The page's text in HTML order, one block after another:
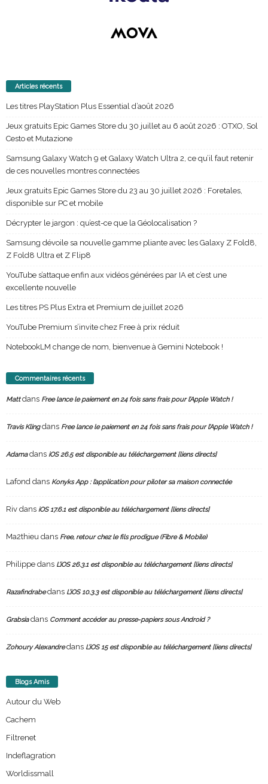
Articles récents
Les titres PlayStation Plus Essential d’août 2026
Jeux gratuits Epic Games Store du 30 juillet au 6 août 2026 : OTXO, Sol
Cesto et Mutazione
Samsung Galaxy Watch 9 et Galaxy Watch Ultra 2, ce qu’il faut retenir
de ces nouvelles montres connectées
Jeux gratuits Epic Games Store du 23 au 30 juillet 2026 : Foretales,
disponible sur PC et mobile
Décrypter le jargon : qu’est-ce que la Géolocalisation ?
Samsung dévoile sa nouvelle gamme pliante avec les Galaxy Z Fold8,
Z Fold8 Ultra et Z Flip8
YouTube s’attaque enfin aux vidéos générées par IA et c’est une
excellente nouvelle
Les titres PS Plus Extra et Premium de juillet 2026
YouTube Premium s’invite chez Free à prix réduit
NotebookLM change de nom, bienvenue à Gemini Notebook !
Commentaires récents
Mattdans Free lance le paiement en 24 fois sans frais pour l’Apple Watch !
Travis Klingdans Free lance le paiement en 24 fois sans frais pour l’Apple Watch !
Adamadans iOS 26.5 est disponible au téléchargement [liens directs]
Lafond dans Konyks App : l’application pour piloter sa maison connectée
Riv dans iOS 17.6.1 est disponible au téléchargement [liens directs]
Ma2thieu dans Free, retour chez le fils prodigue (Fibre & Mobile)
Philippe dans L’iOS 26.3.1 est disponible au téléchargement [liens directs]
Razafindrabedans L’iOS 10.3.3 est disponible au téléchargement [liens directs]
Grabsiadans Comment accéder au presse-papiers sous Android ?
Zohoury Alexandredans L’iOS 15 est disponible au téléchargement [liens directs]
Blogs Amis
Autour du Web
Cachem
Filtrenet
Indeflagration
Worldissmall